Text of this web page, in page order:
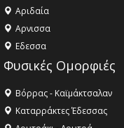
Αριδαία
Aρνισσα
Eδεσσα
Φυσικές Ομορφιές
Βόρρας - Καϊμάκτσαλαν
Καταρράκτες Έδεσσας